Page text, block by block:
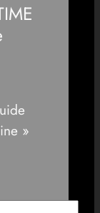
»